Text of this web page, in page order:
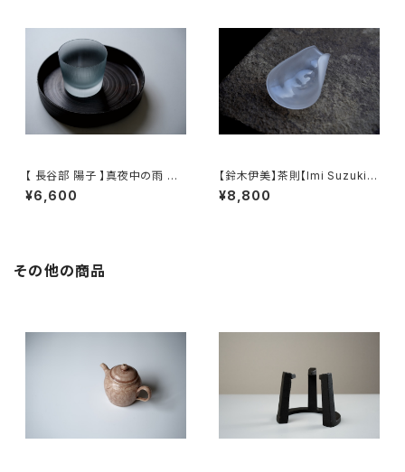
【 長谷部 陽子 】真夜中の雨 ロ
ックグラス / 【 Yoko Hasebe
】Whisky Tumbler
¥6,600
【鈴木伊美】茶則【Imi Suzuki】
Tea Scoop
¥8,800
その他の商品